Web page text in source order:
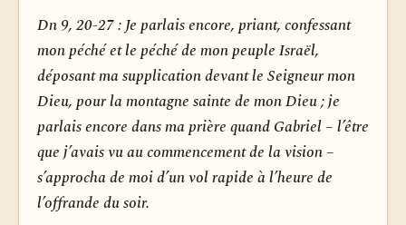
Dn 9, 20-27: Je parlais encore, priant, confessant
mon péché et le péché de mon peuple Israël,
déposant ma supplication devant le Seigneur mon
Dieu, pour la montagne sainte de mon Dieu ; je
parlais encore dans ma prière quand Gabriel – l’être
que j’avais vu au commencement de la vision –
s’approcha de moi d’un vol rapide à l’heure de
l’offrande du soir.